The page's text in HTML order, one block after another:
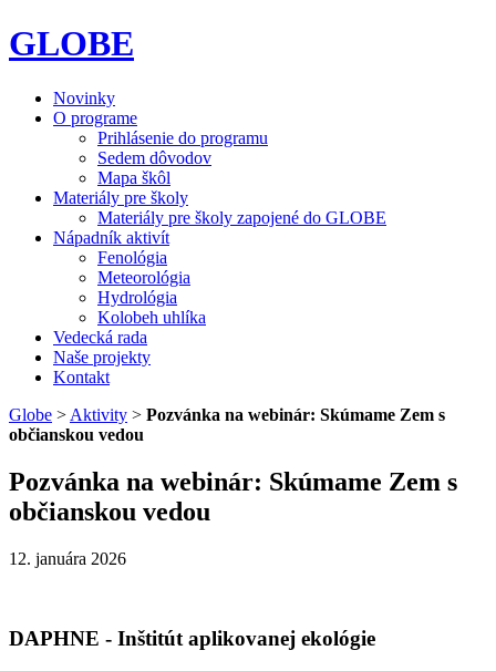
GLOBE
Novinky
O programe
Prihlásenie do programu
Sedem dôvodov
Mapa škôl
Materiály pre školy
Materiály pre školy zapojené do GLOBE
Nápadník aktivít
Fenológia
Meteorológia
Hydrológia
Kolobeh uhlíka
Vedecká rada
Naše projekty
Kontakt
Globe > Aktivity > Pozvánka na webinár: Skúmame Zem s
občianskou vedou
Pozvánka na webinár: Skúmame Zem s
občianskou vedou
12. januára 2026
DAPHNE - Inštitút aplikovanej ekológie